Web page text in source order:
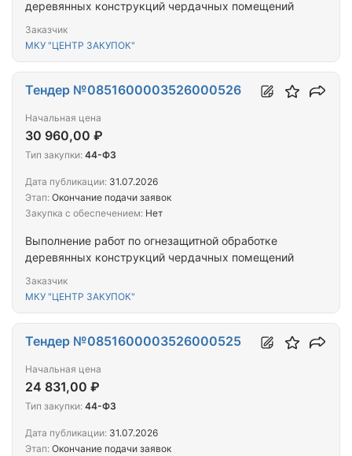
деревянных конструкций чердачных помещений
Заказчик
МКУ "ЦЕНТР ЗАКУПОК"
Выполнение работ по огнезащитной обработке
деревянных конструкций чердачных помещений
Заказчик
МКУ "ЦЕНТР ЗАКУПОК"
Тендер №0851600003526000526
Начальная цена
30 960,00 ₽
Тип закупки: 44-ФЗ
Дата публикации: 31.07.2026
Этап: Окончание подачи заявок
Закупка с обеспечением: Нет
Тендер №0851600003526000525
Начальная цена
24 831,00 ₽
Тип закупки: 44-ФЗ
Дата публикации: 31.07.2026
Этап: Окончание подачи заявок